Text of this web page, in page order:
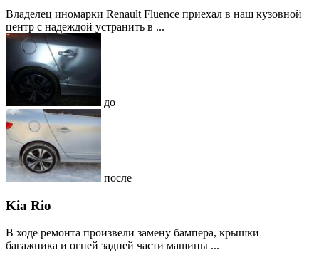
Владелец иномарки Renault Fluence приехал в наш кузовной
центр с надеждой устранить в ...
до
после
Kia Rio
В ходе ремонта произвели замену бампера, крышки
багажника и огней задней части машины ...